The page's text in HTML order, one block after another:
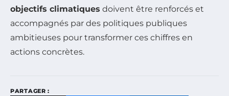
objectifs climatiques doivent être renforcés et
accompagnés par des politiques publiques
ambitieuses pour transformer ces chiffres en
actions concrètes.
PARTAGER :